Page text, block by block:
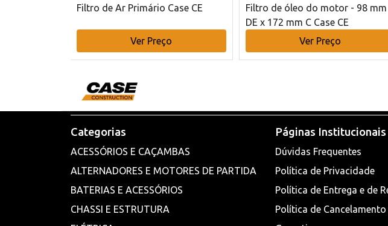
Filtro de Ar Primário Case CE
Ver Preço
Filtro de óleo do motor - 98 mm
DE x 172 mm C Case CE
Ver Preço
Categorias
ACESSÓRIOS E CAÇAMBAS
ALTERNADORES E MOTORES DE PARTIDA
BATERIAS E ACESSÓRIOS
CHASSI E ESTRUTURA
Páginas Institucionais
Dúvidas Frequentes
Política de Privacidade
Política de Entrega e de
Política de